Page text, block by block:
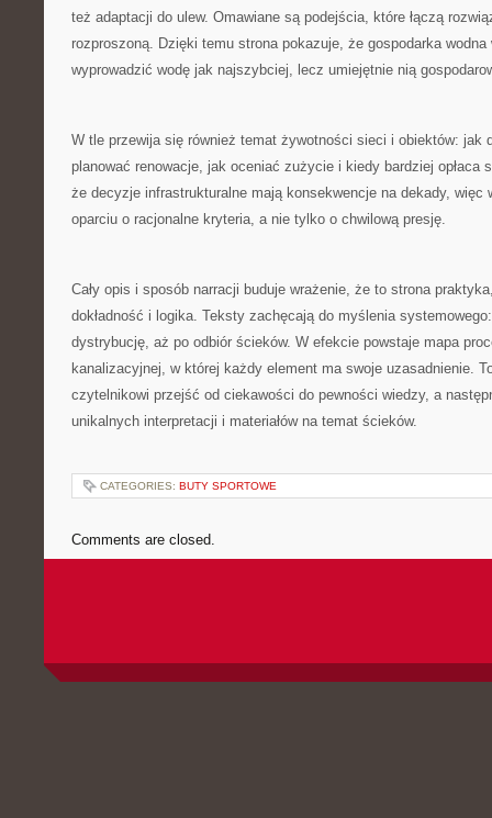
też adaptacji do ulew. Omawiane są podejścia, które łączą
rozproszoną. Dzięki temu strona pokazuje, że gospodarka
wyprowadzić wodę jak najszybciej, lecz umiejętnie nią
W tle przewija się również temat żywotności sieci i obiektów: jak
planować renowacje, jak oceniać zużycie i kiedy bardziej opłaca
że decyzje infrastrukturalne mają konsekwencje na dekady, więc
oparciu o racjonalne kryteria, a nie tylko o chwilową presję.
Cały opis i sposób narracji buduje wrażenie, że to strona
dokładność i logika. Teksty zachęcają do myślenia
dystrybucję, aż po odbiór ścieków. W efekcie powstaje mapa
kanalizacyjnej, w której każdy element ma swoje uzasadnienie.
czytelnikowi przejść od ciekawości do pewności wiedzy, a
unikalnych interpretacji i materiałów na temat ścieków.
CATEGORIES: BUTY SPORTOWE
Comments are closed.